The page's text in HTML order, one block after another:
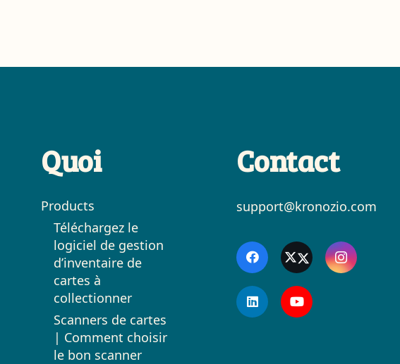
Quoi
Products
Téléchargez le
logiciel de gestion
d’inventaire de
cartes à
collectionner
Scanners de cartes
| Comment choisir
le bon scanner
Contact
support@kronozio.com